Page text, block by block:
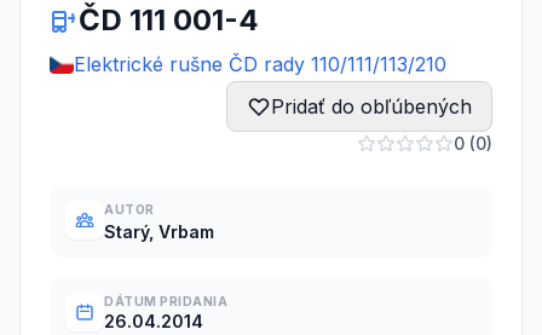
ČD 111 001-4
Elektrické rušne ČD rady 110/111/113/210
Pridať do obľúbených
0 (0)
AUTOR
Starý, Vrbam
DÁTUM PRIDANIA
26.04.2014